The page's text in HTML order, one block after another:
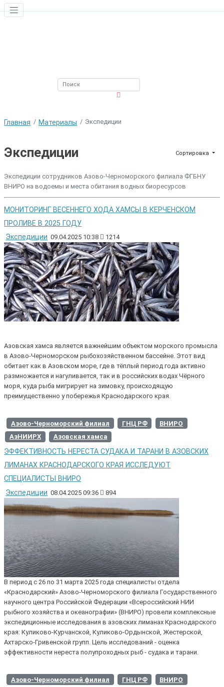
Главная Материалы Экспедиции
Экспедиции Сортировка
Экспедиции сотрудников Азово-Черноморского филиала ФГБНУ
ВНИРО на водоемы и места обитания водных биоресурсов
МОНИТОРИНГ ВЕСЕННЕГО ХОДА ХАМСЫ В КЕРЧЕНСКОМ
ПРОЛИВЕ В 2025 ГОДУ
Экспедиции 09.04.2025 10:38 1214
Азовская хамса является важнейшим объектом морского промысла
в Азово-Черноморском рыбохозяйственном бассейне. Этот вид
обитает как в Азовском море, где в тёплый период года активно
размножается и нагуливается, так и в российских водах Чёрного
моря, куда рыба мигрирует на зимовку, происходящую
преимущественно у побережья Краснодарского края.
Азово-Черноморский филиал ГНЦ РФ
ВНИРО
АзНИИРХ
Азовская хамса
ЭФФЕКТИВНОСТЬ НЕРЕСТА СУДАКА И ТАРАНИ В АЗОВСКИХ
ЛИМАНАХ КРАСНОДАРСКОГО КРАЯ ИССЛЕДУЮТ
СПЕЦИАЛИСТЫ ВНИРО
Экспедиции 08.04.2025 09:36 894
В период с 26 по 31 марта 2025 года специалисты отдела
«Краснодарский» Азово-Черноморского филиала Государственного
научного центра Российской Федерации «Всероссийский НИИ
рыбного хозяйства и океанографии» (ВНИРО) провели комплексные
экспедиционные исследования в азовских лиманах Краснодарского
края: Куликово-Курчанской, Куликово-Ордынской, Жестерской,
Ахтарско-Гривенской групп. Цель исследований - оценка
эффективности нереста полупроходных рыб - судака и тарани.
Азово-Черноморский филиал ГНЦ РФ
ВНИРО